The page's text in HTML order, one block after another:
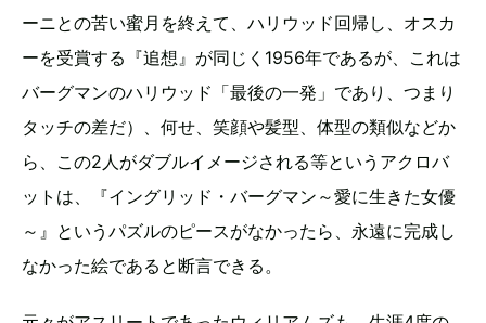
ーニとの苦い蜜月を終えて、ハリウッド回帰し、オスカ
ーを受賞する『追想』が同じく1956年であるが、これは
バーグマンのハリウッド「最後の一発」であり、つまり
タッチの差だ）、何せ、笑顔や髪型、体型の類似などか
ら、この2人がダブルイメージされる等というアクロバ
ットは、『イングリッド・バーグマン～愛に生きた女優
～』というパズルのピースがなかったら、永遠に完成し
なかった絵であると断言できる。